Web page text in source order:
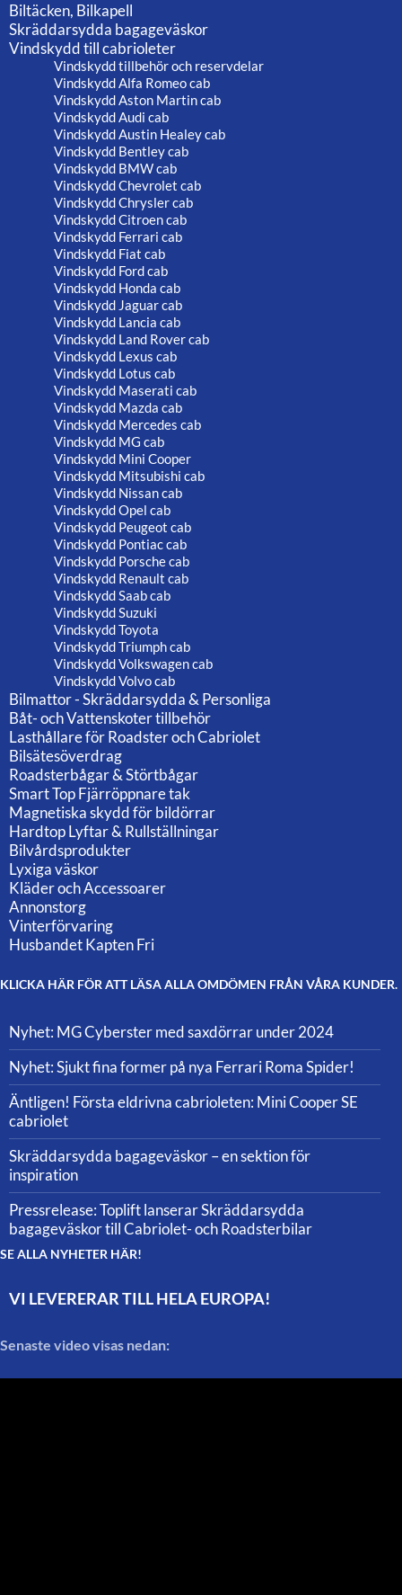
Biltäcken, Bilkapell
Skräddarsydda bagageväskor
Vindskydd till cabrioleter
Vindskydd tillbehör och reservdelar
Vindskydd Alfa Romeo cab
Vindskydd Aston Martin cab
Vindskydd Audi cab
Vindskydd Austin Healey cab
Vindskydd Bentley cab
Vindskydd BMW cab
Vindskydd Chevrolet cab
Vindskydd Chrysler cab
Vindskydd Citroen cab
Vindskydd Ferrari cab
Vindskydd Fiat cab
Vindskydd Ford cab
Vindskydd Honda cab
Vindskydd Jaguar cab
Vindskydd Lancia cab
Vindskydd Land Rover cab
Vindskydd Lexus cab
Vindskydd Lotus cab
Vindskydd Maserati cab
Vindskydd Mazda cab
Vindskydd Mercedes cab
Vindskydd MG cab
Vindskydd Mini Cooper
Vindskydd Mitsubishi cab
Vindskydd Nissan cab
Vindskydd Opel cab
Vindskydd Peugeot cab
Vindskydd Pontiac cab
Vindskydd Porsche cab
Vindskydd Renault cab
Vindskydd Saab cab
Vindskydd Suzuki
Vindskydd Toyota
Vindskydd Triumph cab
Vindskydd Volkswagen cab
Vindskydd Volvo cab
Bilmattor - Skräddarsydda & Personliga
Båt- och Vattenskoter tillbehör
Lasthållare för Roadster och Cabriolet
Bilsätesöverdrag
Roadsterbågar & Störtbågar
Smart Top Fjärröppnare tak
Magnetiska skydd för bildörrar
Hardtop Lyftar & Rullställningar
Bilvårdsprodukter
Lyxiga väskor
Kläder och Accessoarer
Annonstorg
Vinterförvaring
Husbandet Kapten Fri
KLICKA HÄR FÖR ATT LÄSA ALLA OMDÖMEN FRÅN VÅRA KUNDER.
Nyhet: MG Cyberster med saxdörrar under 2024
Nyhet: Sjukt fina former på nya Ferrari Roma Spider!
Äntligen! Första eldrivna cabrioleten: Mini Cooper SE
cabriolet
Skräddarsydda bagageväskor – en sektion för
inspiration
Pressrelease: Toplift lanserar Skräddarsydda
bagageväskor till Cabriolet- och Roadsterbilar
SE ALLA NYHETER HÄR!
VI LEVERERAR TILL HELA EUROPA!
Senaste video visas nedan: